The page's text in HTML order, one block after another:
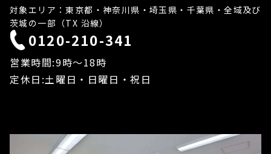
対象エリア：東京都・神奈川県・埼玉県・千葉県・全域及び
茨城の一部（TX 沿線）
0120-210-341
営業時間:9時〜18時
定休日:土曜日・日曜日・祝日